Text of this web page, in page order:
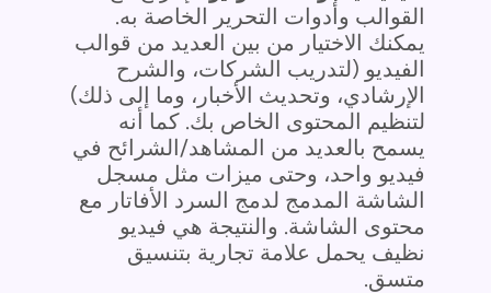
القوالب وأدوات التحرير الخاصة به.
يمكنك الاختيار من بين العديد من قوالب
الفيديو (لتدريب الشركات، والشرح
الإرشادي، وتحديث الأخبار، وما إلى ذلك)
لتنظيم المحتوى الخاص بك. كما أنه
يسمح بالعديد من المشاهد/الشرائح في
فيديو واحد، وحتى ميزات مثل مسجل
الشاشة المدمج لدمج السرد الأفاتار مع
محتوى الشاشة. والنتيجة هي فيديو
نظيف يحمل علامة تجارية بتنسيق
متسق.